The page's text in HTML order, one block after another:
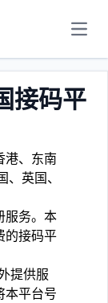
接码平
港、东南
英国、
服务。本
的接码平
提供服
本平台号